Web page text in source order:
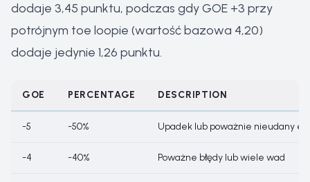
dodaje 3,45 punktu, podczas gdy GOE +3 przy
potrójnym toe loopie (wartość bazowa 4,20)
dodaje jedynie 1,26 punktu.
GOE PERCENTAGE DESCRIPTION
-5 -50% Upadek lub poważnie nieudany
-4 -40% Poważne błędy lub wiele wad